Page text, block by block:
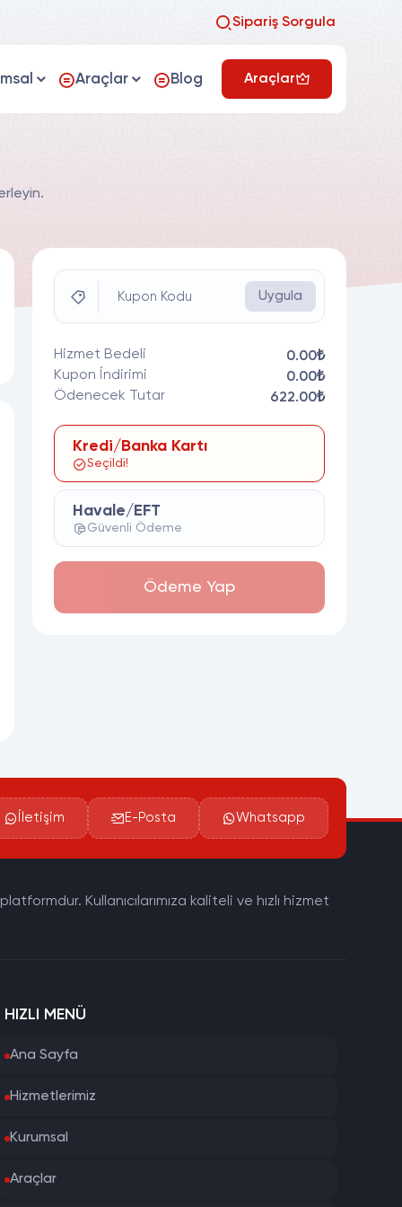
Sipariş Sorgula
Araçlar Blog Araçlar
Kupon Kodu Uygula
Hizmet Bedeli
0.00₺
Kupon İndirimi
0.00₺
Ödenecek Tutar
622.00₺
Kredi/Banka Kartı
Seçildi!
Havale/EFT
Güvenli Ödeme
Ödeme Yap
İletişim E-Posta Whatsapp
Kullanıcılarımıza kaliteli ve hızlı hizmet
HIZLI MENÜ
Ana Sayfa
Hizmetlerimiz
Kurumsal
Araçlar